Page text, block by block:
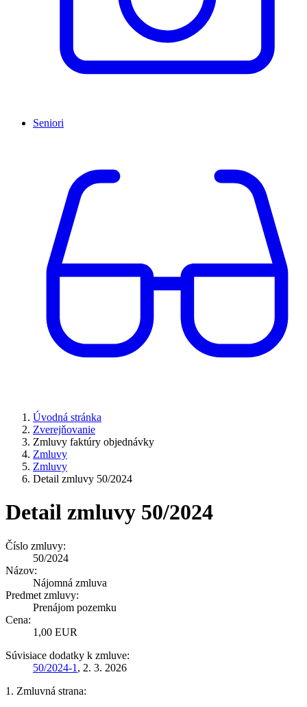
Seniori
Úvodná stránka
Zverejňovanie
Zmluvy faktúry objednávky
Zmluvy
Zmluvy
Detail zmluvy 50/2024
Detail zmluvy 50/2024
Číslo zmluvy:
50/2024
Názov:
Nájomná zmluva
Predmet zmluvy:
Prenájom pozemku
Cena:
1,00 EUR
Súvisiace dodatky k zmluve:
50/2024-1 , 2. 3. 2026
1. Zmluvná strana: